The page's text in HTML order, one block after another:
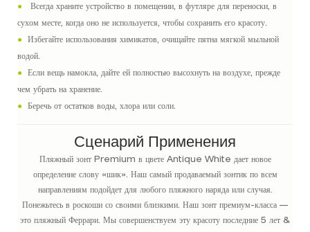
●
Всегда храните устройство в помещении, в футляре для переноски, в
сухом месте, когда оно не используется, чтобы сохранить его красоту.
● Избегайте использования химикатов, очищайте пятна мягкой мыльной
водой.
● Если вещь намокла, дайте ей полностью высохнуть на воздухе, прежде
чем убрать на хранение.
● Беречь от остатков воды, хлора или соли.
Сценарий Применения
Пляжный зонт Premium в цвете Antique White дает новое
определение слову «шик». Наш самый продаваемый зонтик по всем
направлениям подойдет для любого пляжного наряда или случая.
Понежьтесь в роскоши со своими близкими. Наш зонт премиум-класса —
это пляжный Феррари. Мы совершенствуем эту красоту последние 5 лет &